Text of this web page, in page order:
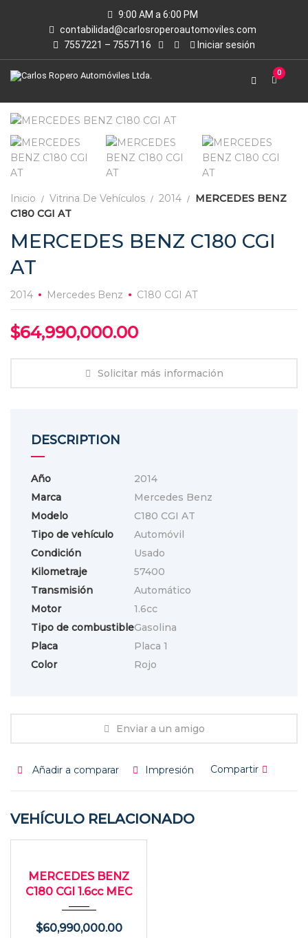
9:00 AM a 6:00 PM
contabilidad@carlosroperoautomoviles.com
7557221 – 7557116
Iniciar sesión
0
Inicio Vitrina De Vehículos 2014
MERCEDES BENZ
C180 CGI AT
MERCEDES BENZ C180 CGI
AT
2014 Mercedes Benz C180 CGI AT
$64,990,000.00
Solicitar más información
DESCRIPTION
Año
2014
Marca
Mercedes Benz
Modelo
C180 CGI AT
Tipo de vehículo
Automóvil
Condición
Usado
Kilometraje
57400
Transmisión
Automático
Motor
1.6cc
Tipo de combustibleGasolina
Placa
Placa 1
Color
Rojo
Enviar a un amigo
Añadir a comparar Impresión Compartir
VEHÍCULO RELACIONADO
MERCEDES BENZ
C180 CGI 1.6cc MEC
$60,990,000.00